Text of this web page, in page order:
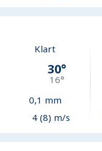
Klart
30°
16°
0,1 mm
4 (8) m/s